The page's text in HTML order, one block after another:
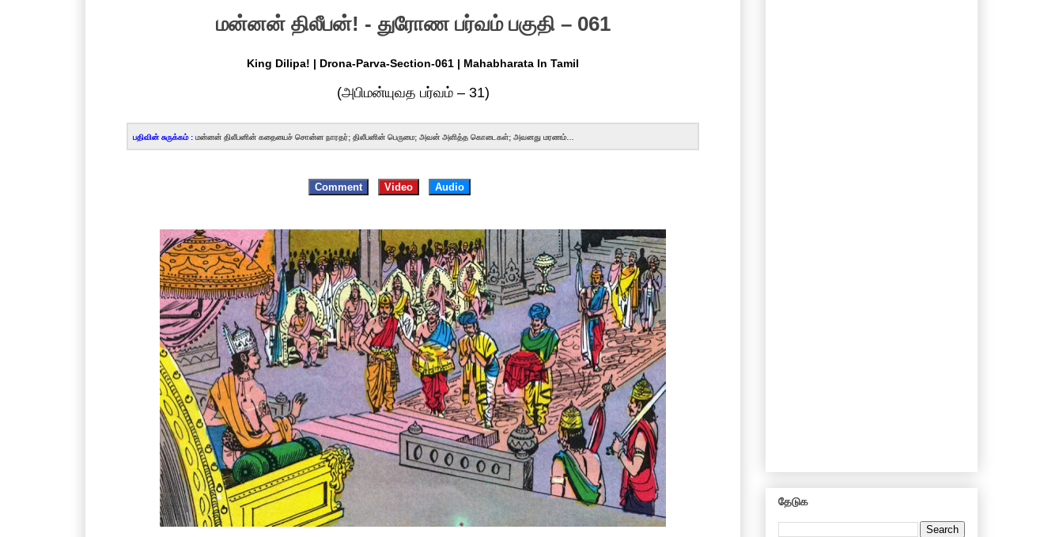
மன்னன் திலீபன்! - துரோண பர்வம் பகுதி – 061
King Dilipa! | Drona-Parva-Section-061 | Mahabharata In Tamil
(அபிமன்யுவத பர்வம் – 31)
பதிவின் சுருக்கம் : மன்னன் திலீபனின் கதையைச் சொன்ன நாரதர்; திலீபனின் பெருமை; அவன் அளித்த கொடைகள்; அவனது மரணம்…
Comment Video Audio
தேடுக